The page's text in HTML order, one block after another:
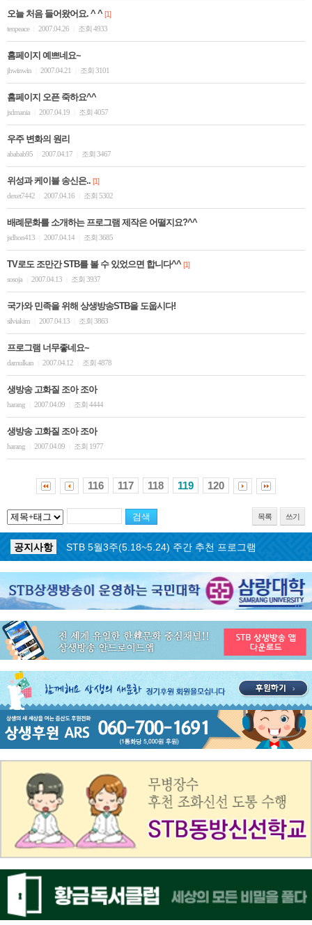
오늘 처음 들어왔어요. ^ ^ [1]
tenpeace
2007.04.26 조회 4933
홈페이지 예쁘네요~
jhwinwin 2007.04.21 조회 3101
홈페이지 오픈 죽하요^^
jsdmania 2007.04.19 조회 4057
우주 변화의 원리
ababab95 2007.04.17 조회 3467
위성과 케이블 송신은.. [1]
dexet7442
2007.04.16 조회 5302
배례문화를 소개하는 프로그램 제작은 어떨지요?^^
jsdhon413 2007.04.14 조회 3685
TV로도 조만간 STB를 볼 수 있었으면 합니다^^ [1]
sosoja
2007.04.13 조회 3937
국가와 민족을 위해 상생방송STB을 도웁시다!
silviakim 2007.04.13 조회 3863
프로그램 너무좋네요~
damulkan 2007.04.12 조회 4878
생방송 고화질 조아 조아
harang 2007.04.09 조회 4444
생방송 고화질 조아 조아
harang 2007.04.09 조회 1977
116 117 118 119 120
목록 쓰기
공지사항 ON AIR 서비스 장애 복구 안내
공지사항
STB 5월4주(5.25~5.31) 주간 추천 프로그램
공지사항
STB 5월3주(5.18~5.24) 주간 추천 프로그램
공지사항
STB 4월마지막주(4.27~5.3) 주간 추천 프로그램
STB 4월4주(4.20~4.26) 주간 추천 프로그램
공지사항
STB 4월2주(4.6~4.12) 주간 추천 프로그램
공지사항
STB 4월1주(3.30~4.5) 주간 추천 프로그램
공지사항
STB 3월4주(3.23~3.29) 주간 추천 프로그램